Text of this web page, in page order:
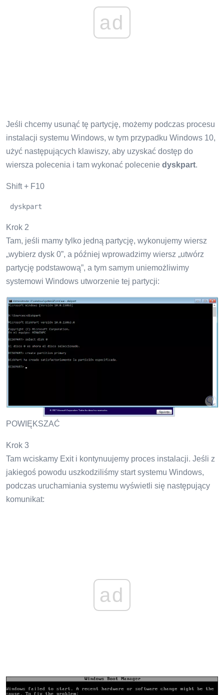
ad
Jeśli chcemy usunąć tę partycję, możemy podczas procesu
instalacji systemu Windows, w tym przypadku Windows 10,
użyć następujących klawiszy, aby uzyskać dostęp do
wiersza polecenia i tam wykonać polecenie dyskpart.
Shift + F10
dyskpart
Krok 2
Tam, jeśli mamy tylko jedną partycję, wykonujemy wiersz
„wybierz dysk 0”, a później wprowadzimy wiersz „utwórz
partycję podstawową”, a tym samym uniemożliwimy
systemowi Windows utworzenie tej partycji:
POWIĘKSZAĆ
Krok 3
Tam wciskamy Exit i kontynuujemy proces instalacji. Jeśli z
jakiegoś powodu uszkodziliśmy start systemu Windows,
podczas uruchamiania systemu wyświetli się następujący
komunikat:
ad